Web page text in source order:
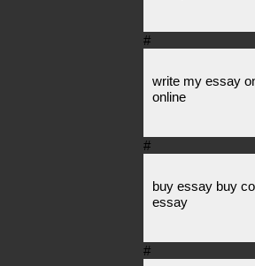
#
write my essay
online
#
buy essay buy
essay
#